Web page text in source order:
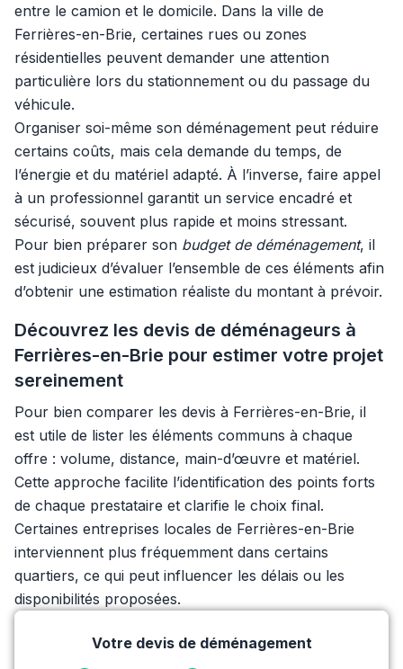
entre le camion et le domicile. Dans la ville de
Ferrières-en-Brie, certaines rues ou zones
résidentielles peuvent demander une attention
particulière lors du stationnement ou du passage du
véhicule.
Organiser soi-même son déménagement peut réduire
certains coûts, mais cela demande du temps, de
l’énergie et du matériel adapté. À l’inverse, faire appel
à un professionnel garantit un service encadré et
sécurisé, souvent plus rapide et moins stressant.
Pour bien préparer son budget de déménagement, il
est judicieux d’évaluer l’ensemble de ces éléments afin
d’obtenir une estimation réaliste du montant à prévoir.
Découvrez les devis de déménageurs à
Ferrières-en-Brie pour estimer votre projet
sereinement
Pour bien comparer les devis à Ferrières-en-Brie, il
est utile de lister les éléments communs à chaque
offre : volume, distance, main-d’œuvre et matériel.
Cette approche facilite l’identification des points forts
de chaque prestataire et clarifie le choix final.
Certaines entreprises locales de Ferrières-en-Brie
interviennent plus fréquemment dans certains
quartiers, ce qui peut influencer les délais ou les
disponibilités proposées.
Votre devis de déménagement